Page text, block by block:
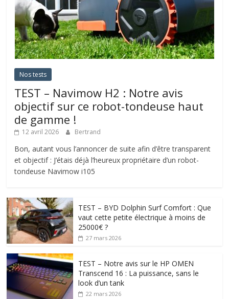
Nos tests
TEST – Navimow H2 : Notre avis
objectif sur ce robot-tondeuse haut
de gamme !
12 avril 2026 Bertrand
Bon, autant vous l’annoncer de suite afin d’être transparent
et objectif : J’étais déjà l’heureux propriétaire d’un robot-
tondeuse Navimow i105
TEST – BYD Dolphin Surf Comfort : Que
vaut cette petite électrique à moins de
25000€ ?
27 mars 2026
TEST – Notre avis sur le HP OMEN
Transcend 16 : La puissance, sans le
look d’un tank
22 mars 2026